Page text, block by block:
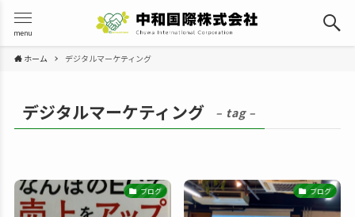
menu
ホーム デジタルマーケティング
デジタルマーケティング – tag –
ブログ ブログ